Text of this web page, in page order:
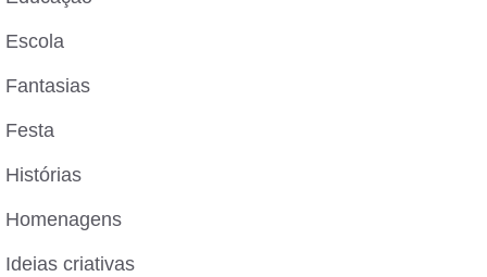
Escola
Fantasias
Festa
Histórias
Homenagens
Ideias criativas